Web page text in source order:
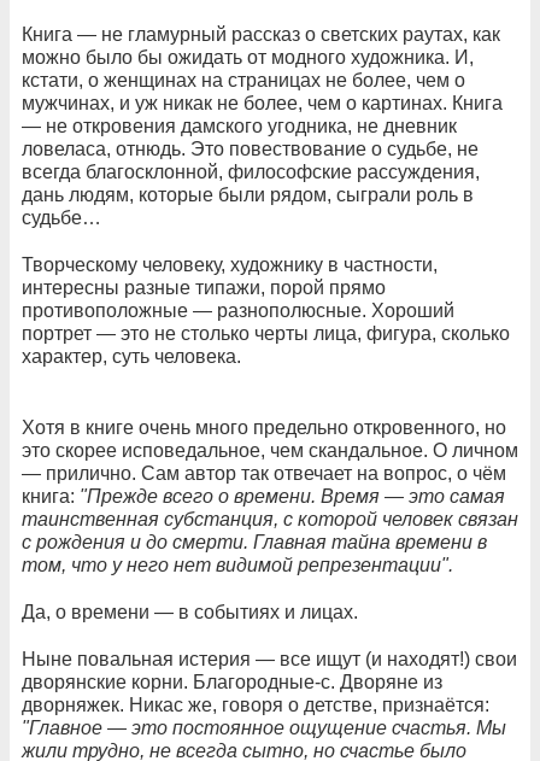
Книга — не гламурный рассказ о светских раутах, как
можно было бы ожидать от модного художника. И,
кстати, о женщинах на страницах не более, чем о
мужчинах, и уж никак не более, чем о картинах. Книга
— не откровения дамского угодника, не дневник
ловеласа, отнюдь. Это повествование о судьбе, не
всегда благосклонной, философские рассуждения,
дань людям, которые были рядом, сыграли роль в
судьбе…
Творческому человеку, художнику в частности,
интересны разные типажи, порой прямо
противоположные — разнополюсные. Хороший
портрет — это не столько черты лица, фигура, сколько
характер, суть человека.
Хотя в книге очень много предельно откровенного, но
это скорее исповедальное, чем скандальное. О личном
— прилично. Сам автор так отвечает на вопрос, о чём
книга: "Прежде всего о времени. Время — это самая
таинственная субстанция, с которой человек связан
с рождения и до смерти. Главная тайна времени в
том, что у него нет видимой репрезентации".
Да, о времени — в событиях и лицах.
Ныне повальная истерия — все ищут (и находят!) свои
дворянские корни. Благородные-с. Дворяне из
дворняжек. Никас же, говоря о детстве, признаётся:
"Главное — это постоянное ощущение счастья. Мы
жили трудно, не всегда сытно, но счастье было